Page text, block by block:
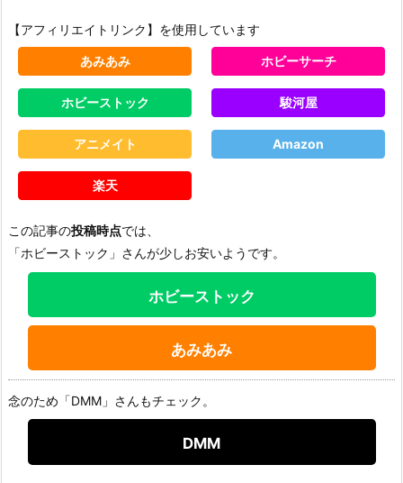
【アフィリエイトリンク】を使用しています
あみあみ ホビーサーチ
ホビーストック 駿河屋
アニメイト Amazon
楽天
この記事の投稿時点では、
「ホビーストック」さんが少しお安いようです。
ホビーストック
あみあみ
念のため「DMM」さんもチェック。
DMM